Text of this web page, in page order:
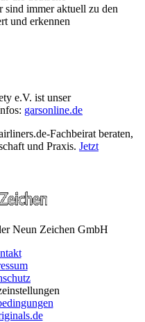
immer aktuell zu den
und erkennen
e.V. ist unser
garsonline.de
Fachbeirat beraten,
und Praxis. Jetzt
Neun Zeichen GmbH